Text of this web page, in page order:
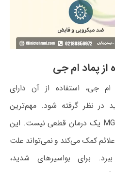
پماد ام جی
ام جی، استفاده از آن دارای
در نظر گرفته شود. مهم‌ترین
محدودیت این است که پماد MG یک درمان قطعی نیست. این
کمک می‌کند و نمی‌تواند علت
برای بواسیرهای شدید،